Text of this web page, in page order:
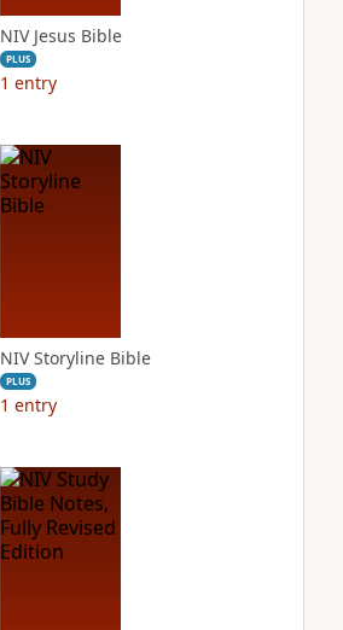
NIV Jesus Bible
PLUS
1 entry
NIV Storyline Bible
PLUS
1 entry